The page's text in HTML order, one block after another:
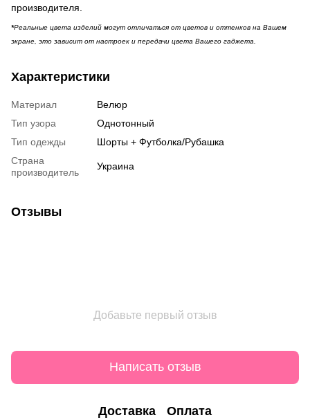
производителя.
*Реальные цвета изделий могут отличаться от цветов и оттенков на Вашем
экране, это зависит от настроек и передачи цвета Вашего гаджета.
Характеристики
Материал
Велюр
Тип узора
Однотонный
Тип одежды
Шорты + Футболка/Рубашка
Страна
производитель
Украина
Отзывы
Добавьте первый отзыв
Написать отзыв
Доставка Оплата